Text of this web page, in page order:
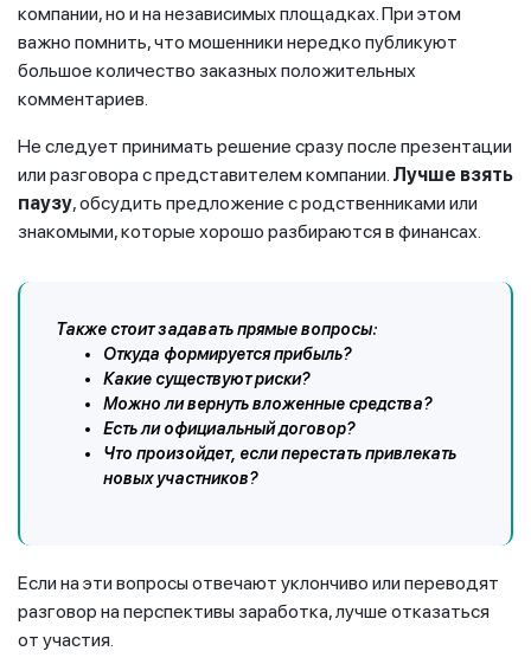
компании, но и на независимых площадках. При этом
важно помнить, что мошенники нередко публикуют
большое количество заказных положительных
комментариев.
Не следует принимать решение сразу после презентации
или разговора с представителем компании. Лучше взять
паузу, обсудить предложение с родственниками или
знакомыми, которые хорошо разбираются в финансах.
Также стоит задавать прямые вопросы:
Откуда формируется прибыль?
Какие существуют риски?
Можно ли вернуть вложенные средства?
Есть ли официальный договор?
Что произойдет, если перестать привлекать
новых участников?
Если на эти вопросы отвечают уклончиво или переводят
разговор на перспективы заработка, лучше отказаться
от участия.